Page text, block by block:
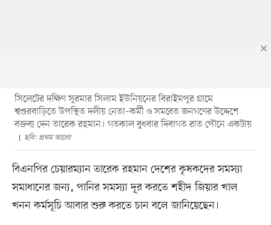
সিলেটের দক্ষিণ সুরমার সিলাম ইউনিয়নের বিরাইমপুর গ্রামে
শ্বশুরবাড়িতে উপস্থিত দলীয় নেতা–কর্মী ও সমবেত জনগণের উদ্দেশে
বক্তব্য দেন তারেক রহমান। গতকাল বুধবার দিবাগত রাত পৌনে একটায়
ছবি: প্রথম আলো
বিএনপির চেয়ারম্যান তারেক রহমান দেশের কৃষকদের সমস্যা
সমাধানের জন্য, পানির সমস্যা দূর করতে শহীদ জিয়ার খাল
খনন কর্মসূচি আবার শুরু করতে চান বলে জানিয়েছেন।